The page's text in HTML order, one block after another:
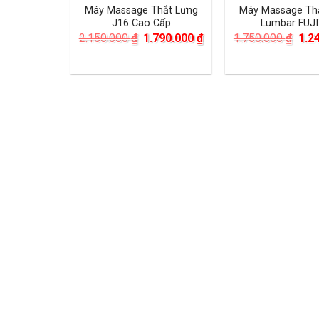
Máy Massage Thắt Lưng
J16 Cao Cấp
2.150.000₫ Giá
2.150.000 ₫.
1.790.000₫Giá
hiện
là:
Máy Massage
Lumbar
1.750.000₫ Giá